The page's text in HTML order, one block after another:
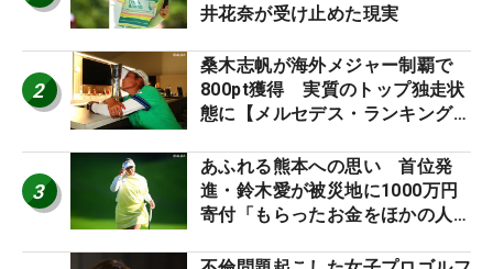
井花奈が受け止めた現実
2
桑木志帆が海外メジャー制覇で
800pt獲得 実質のトップ独走状
態に【メルセデス・ランキング番
3
あふれる熊本への思い 首位発
進・鈴木愛が被災地に1000万円
寄付「もらったお金をほかの人